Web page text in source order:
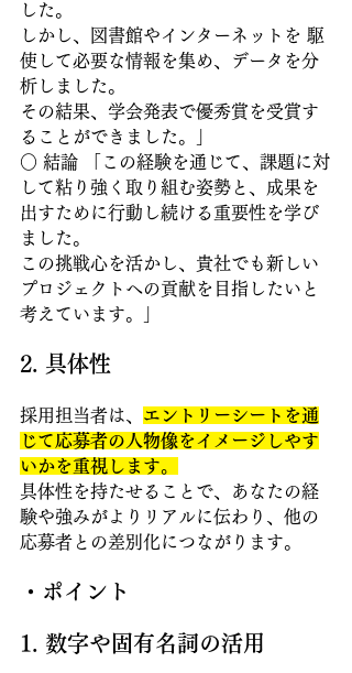
した。
しかし、図書館やインターネットを 駆
使して必要な情報を集め、データを分
析しました。
その結果、学会発表で優秀賞を受賞す
ることができました。」
○ 結論 「この経験を通じて、課題に対
して粘り強く取り組む姿勢と、成果を
出すために行動し続ける重要性を学び
ました。
この挑戦心を活かし、貴社でも新しい
プロジェクトへの貢献を目指したいと
考えています。」
2. 具体性
採用担当者は、 エントリーシートを通
じて応募者の人物像をイメージしやす
いかを重視します。
具体性を持たせることで、あなたの経
験や強みがよりリアルに伝わり、他の
応募者との差別化につながります。
・ポイント
1. 数字や固有名詞の活用